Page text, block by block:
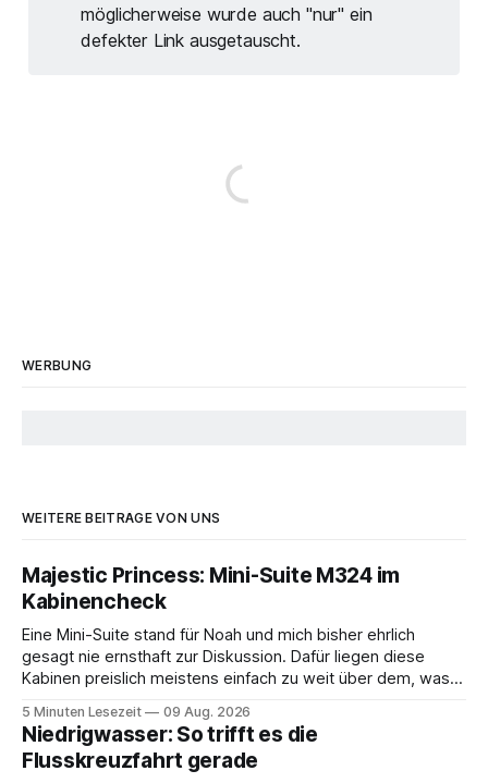
möglicherweise wurde auch "nur" ein
defekter Link ausgetauscht.
WERBUNG
WEITERE BEITRÄGE VON UNS
Majestic Princess: Mini-Suite M324 im
Kabinencheck
Eine Mini-Suite stand für Noah und mich bisher ehrlich
gesagt nie ernsthaft zur Diskussion. Dafür liegen diese
Kabinen preislich meistens einfach zu weit über dem, was
und investieren das gesparte Geld lieber in Ausflüge, gutes
Essen oder in den
5 Minuten Lesezeit 09 Aug. 2026
Niedrigwasser: So trifft es die
Flusskreuzfahrt gerade